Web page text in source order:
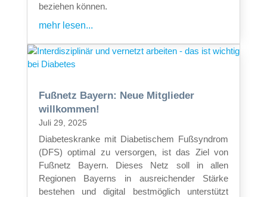
beziehen können.
mehr lesen...
Fußnetz Bayern: Neue Mitglieder
willkommen!
Juli 29, 2025
Diabeteskranke mit Diabetischem Fußsyndrom
(DFS) optimal zu versorgen, ist das Ziel von
Fußnetz Bayern. Dieses Netz soll in allen
Regionen Bayerns in ausreichender Stärke
bestehen und digital bestmöglich unterstützt